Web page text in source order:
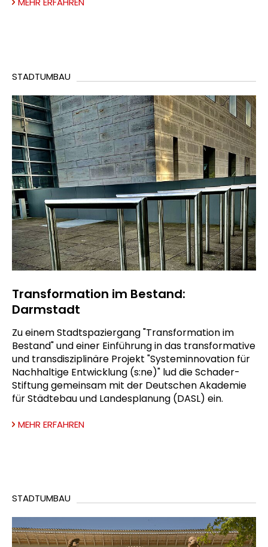
STADTUMBAU
Transformation im Bestand:
Darmstadt
Zu einem Stadtspaziergang "Transformation im
Bestand" und einer Einführung in das transformative
und transdisziplinäre Projekt "Systeminnovation für
Nachhaltige Entwicklung (s:ne)" lud die Schader-
Stiftung gemeinsam mit der Deutschen Akademie
für Städtebau und Landesplanung (DASL) ein.
MEHR ERFAHREN
STADTUMBAU